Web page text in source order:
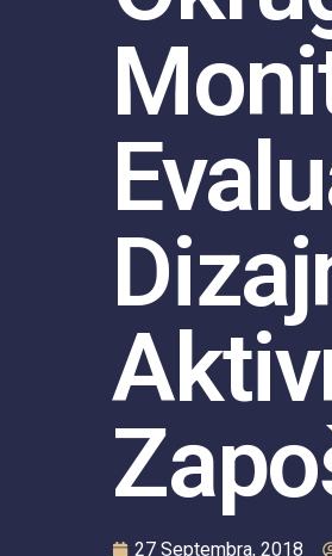
27 Septembra, 2018